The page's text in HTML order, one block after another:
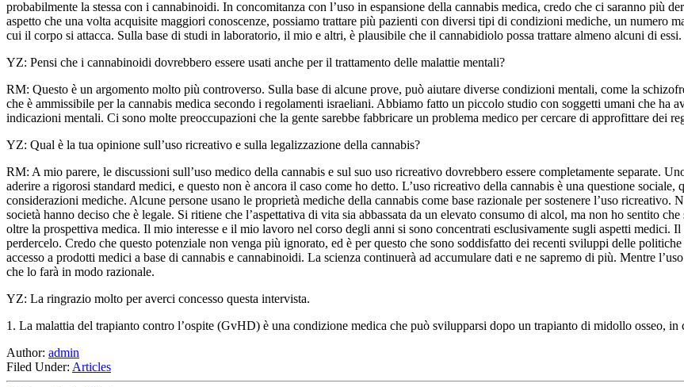
probabilmente la stessa con i cannabinoidi. In concomitanza con l’uso in espansione della cannabis medica, credo che ci saranno
aspetto che una volta acquisite maggiori conoscenze, possiamo trattare più pazienti con diversi tipi di condizioni mediche, un numero
cui il corpo si attacca. Sulla base di studi in laboratorio, il mio e altri, è plausibile che il cannabidiolo possa trattare almeno alcuni di
YZ: Pensi che i cannabinoidi dovrebbero essere usati anche per il trattamento delle malattie mentali?
RM: Questo è un argomento molto più controverso. Sulla base di alcune prove, può aiutare diverse condizioni mentali, come la
che è ammissibile per la cannabis medica secondo i regolamenti israeliani. Abbiamo fatto un piccolo studio con soggetti umani che
indicazioni mentali. Ci sono molte preoccupazioni che la gente sarebbe fabbricare un problema medico per cercare di approfittare dei
YZ: Qual è la tua opinione sull’uso ricreativo e sulla legalizzazione della cannabis?
RM: A mio parere, le discussioni sull’uso medico della cannabis e sul suo uso ricreativo dovrebbero essere completamente separate.
aderire a rigorosi standard medici, e questo non è ancora il caso come ho detto. L’uso ricreativo della cannabis è una questione
considerazioni mediche. Alcune persone usano le proprietà mediche della cannabis come base razionale per sostenere l’uso ricreativo.
società hanno deciso che è legale. Si ritiene che l’aspettativa di vita sia abbassata da un elevato consumo di alcol, ma non ho sentito
oltre la prospettiva medica. Il mio interesse e il mio lavoro nel corso degli anni si sono concentrati esclusivamente sugli aspetti medici.
perdercelo. Credo che questo potenziale non venga più ignorato, ed è per questo che sono soddisfatto dei recenti sviluppi delle
accesso a prodotti medici a base di cannabis e cannabinoidi. La scienza continuerà ad accumulare dati e ne sapremo di più. Mentre
che lo farà in modo razionale.
YZ: La ringrazio molto per averci concesso questa intervista.
1. La malattia del trapianto contro l’ospite (GvHD) è una condizione medica che può svilupparsi dopo un trapianto di midollo osseo,
Author: admin
Filed Under: Articles